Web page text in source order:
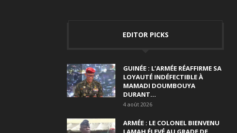
EDITOR PICKS
GUINÉE : L’ARMÉE RÉAFFIRME SA
LOYAUTÉ INDÉFECTIBLE À
MAMADI DOUMBOUYA
DURANT...
4 août 2026
ARMÉE : LE COLONEL BIENVENU